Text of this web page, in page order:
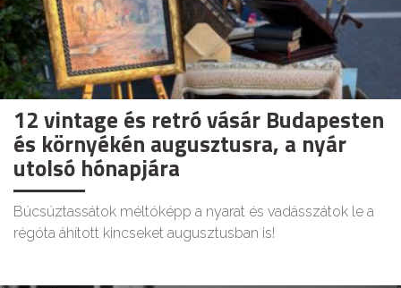
12 vintage és retró vásár Budapesten
és környékén augusztusra, a nyár
utolsó hónapjára
Búcsúztassátok méltóképp a nyarat és vadásszátok le a
régóta áhított kincseket augusztusban is!